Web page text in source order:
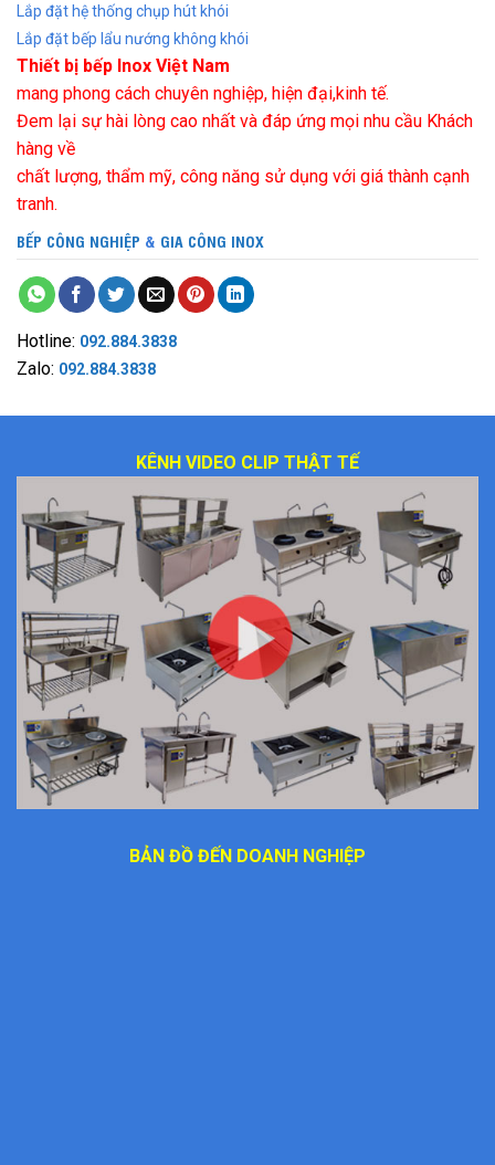
Lắp đặt hệ thống chụp hút khói
Lắp đặt bếp lẩu nướng không khói
Thiết bị bếp Inox Việt Nam
mang phong cách chuyên nghiệp, hiện đại,kinh tế.
Đem lại sự hài lòng cao nhất và đáp ứng mọi nhu cầu Khách
hàng về
chất lượng, thẩm mỹ, công năng sử dụng với giá thành cạnh
tranh.
BẾP CÔNG NGHIỆP & GIA CÔNG INOX
Hotline: 092.884.3838
Zalo: 092.884.3838
KÊNH VIDEO CLIP THẬT TẾ
BẢN ĐỒ ĐẾN DOANH NGHIỆP